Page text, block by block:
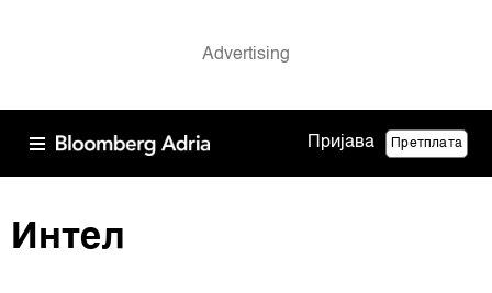
Пријава Претплата
Интел